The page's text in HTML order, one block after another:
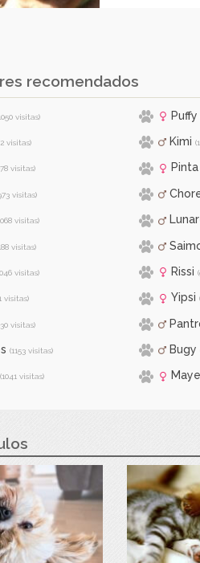
recomendados
visitas) Puffy
visitas) Kimi
visitas) Pinta
visitas)
visitas)
visitas)
visitas) Rissi
visitas) Yipsi
visitas)
(1153 visitas) Bugy
(1041 visitas)